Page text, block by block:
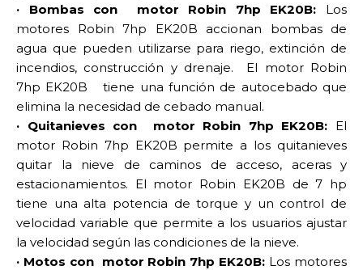
· Bombas con motor Robin 7hp EK20B: Los
motores Robin 7hp EK20B accionan bombas de
agua que pueden utilizarse para riego, extinción de
incendios, construcción y drenaje. El motor Robin
7hp EK20B tiene una función de autocebado que
elimina la necesidad de cebado manual.
· Quitanieves con motor Robin 7hp EK20B: El
motor Robin 7hp EK20B permite a los quitanieves
quitar la nieve de caminos de acceso, aceras y
estacionamientos. El motor Robin EK20B de 7 hp
tiene una alta potencia de torque y un control de
velocidad variable que permite a los usuarios ajustar
la velocidad según las condiciones de la nieve.
· Motos con motor Robin 7hp EK20B: Los motores